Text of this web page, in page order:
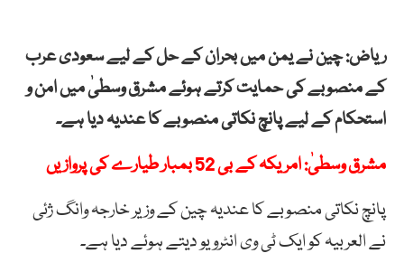
ریاض: چین نے یمن میں بحران کے حل کے لیے سعودی عرب
کے منصوبے کی حمایت کرتے ہوئے مشرق وسطیٰ میں امن و
استحکام کے لیے پانچ نکاتی منصوبے کا عندیہ دیا ہے۔
مشرق وسطیٰ: امریکہ کے بی 52 بمبار طیارے کی پروازیں
پانچ نکاتی منصوبے کا عندیہ چین کے وزیر خارجہ وانگ ژئی
نے العربیہ کو ایک ٹی وی انٹرویو دیتے ہوئے دیا ہے۔